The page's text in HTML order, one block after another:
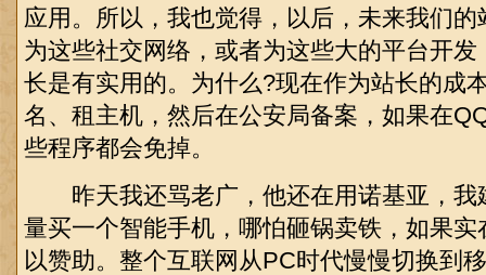
应用。所以，我也觉得，以后，未来我们
为这些社交网络，或者为这些大的平台开
长是有实用的。为什么?现在作为站长的成
名、租主机，然后在公安局备案，如果在
些程序都会免掉。
昨天我还骂老广，他还在用诺基亚，我
量买一个智能手机，哪怕砸锅卖铁，如果
以赞助。整个互联网从PC时代慢慢切换到